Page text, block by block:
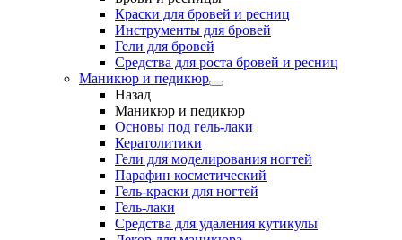
Краски для бровей и ресниц
Инструменты для бровей
Гели для бровей
Средства для роста бровей и ресниц
Маникюр и педикюр
Назад
Маникюр и педикюр
Основы под гель-лаки
Кератолитики
Гели для моделирования ногтей
Парафин косметический
Гель-краски для ногтей
Гель-лаки
Средства для удаления кутикулы